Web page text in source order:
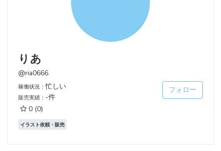
りあ
@ria0666
稼働状況：忙しい
販売実績： -件
0 (0)
フォロー
イラスト依頼・販売